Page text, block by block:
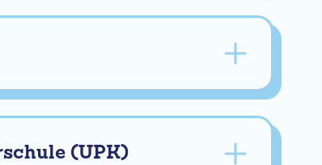
(UPK)